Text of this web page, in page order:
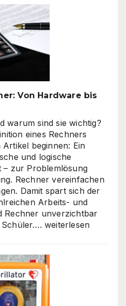
„billig“
Von Hardware bis
warum sind sie wichtig?
eines Rechners
beginnen: Ein
und logische
zur Problemlösung
Rechner vereinfachen
Damit spart sich der
Arbeits- und
Rechner unverzichtbar
Die
Rechner:
Von
Hardware
weiterlesen